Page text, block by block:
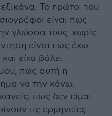
Το πρώτο που
είναι πως
γλώσσα τους χωρίς
είναι πως έχω
είχα βάλει
πως αυτή η
να την κάνω,
πως δεν είμαι
τις ερμηνείες